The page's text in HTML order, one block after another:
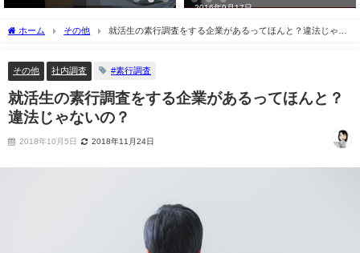
2016年9月17日 2016年7月1日
ホーム その他
就活生の素行調査をする企業があるってほんと？違法じゃな
その他 社内調査 #素行調査
就活生の素行調査をする企業があるってほんと？
違法じゃないの？
2018年10月5日 2018年11月24日